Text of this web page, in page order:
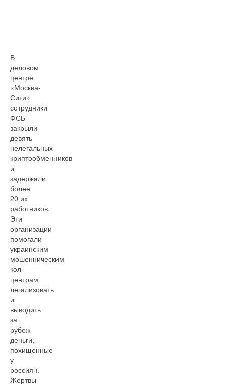
В
деловом
центре
«Москва-
Сити»
сотрудники
ФСБ
закрыли
девять
нелегальных
криптообменников
и
задержали
более
20 их
работников.
Эти
организации
помогали
украинским
мошенническим
кол-
центрам
легализовать
и
выводить
за
рубеж
деньги,
похищенные
у
россиян.
Жертвы